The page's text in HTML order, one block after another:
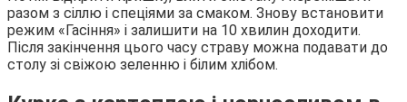
разом з сіллю і спеціями за смаком. Знову встановити
режим «Гасіння» і залишити на 10 хвилин доходити.
Після закінчення цього часу страву можна подавати до
столу зі свіжою зеленню і білим хлібом.